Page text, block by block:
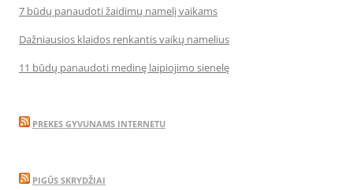
7 būdų panaudoti žaidimų namelį vaikams
Dažniausios klaidos renkantis vaikų namelius
11 būdų panaudoti medinę laipiojimo sienelę
PREKES GYVUNAMS INTERNETU
PIGŪS SKRYDŽIAI